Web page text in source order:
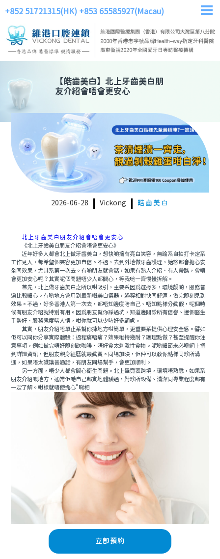
+852 51721315(HK) +853 65585927(Macau)
【皓齒美白】 北上牙齒美白朋
友介紹會唔會更安心
2026-06-28 Vickong 皓齒美白
北上牙齒美白朋友介紹會唔會更安心
《北上牙齒美白朋友介紹會唔會更安心》
近年好多人都會北上做牙齒美白，想快啲擁有亮白笑容，無論系自拍打卡定系
工作見人，都希望個笑容更加自信。不過，去到外地做牙齒護理，始終都會擔心安
全同效果，尤其系第一次去。有啲朋友就會話，如果有熟人介紹、有人帶路，會唔
會更加安心呢？其實呢個問題唔少人都關心，等我哋一齊慢慢拆解。
首先，北上做牙齒美白之所以咁吸引，主要系因爲選擇多，環境靓啲，服務普
遍比較細心。有啲地方會用到最新嘅美白儀器，過程相對快同舒適，做完即刻見到
效果。不過，好多香港人第一次去，都唔知邊度啱自己、唔知點樣分真假，呢個時
候有朋友介紹就特別有用。因爲朋友幫你踩過坑，知道邊間診所有信譽、邊個醫生
手勢好、服務態度啱人情，咁你就可以少咗好多顧慮。
其實，朋友介紹唔單止系幫你揀地方咁簡單，更重要系提供心理安全感。譬如
佢可以同你分享實際體驗：過程痛唔痛？效果維持幾耐？護理點做？甚至提醒你注
意事項，例如做完唔好即刻飲咖啡、唔好食太刺激性食物。呢啲細節未必喺網上搵
到詳細資訊，但朋友親身經曆就最真實。同場加映，佢仲可以教你點樣同診所溝
通，如果唔太識講普通話，有朋友同場幫手，會更加順利。
另一方面，唔少人都會關心衛生問題。北上畢竟要跨境，環境唔熟悉，如果系
朋友介紹嘅地方，通常佢哋自己都實地體驗過，對診所設備、清潔同專業程度都有
一定了解。咁樣就唔使擔心“睇相
立即預約